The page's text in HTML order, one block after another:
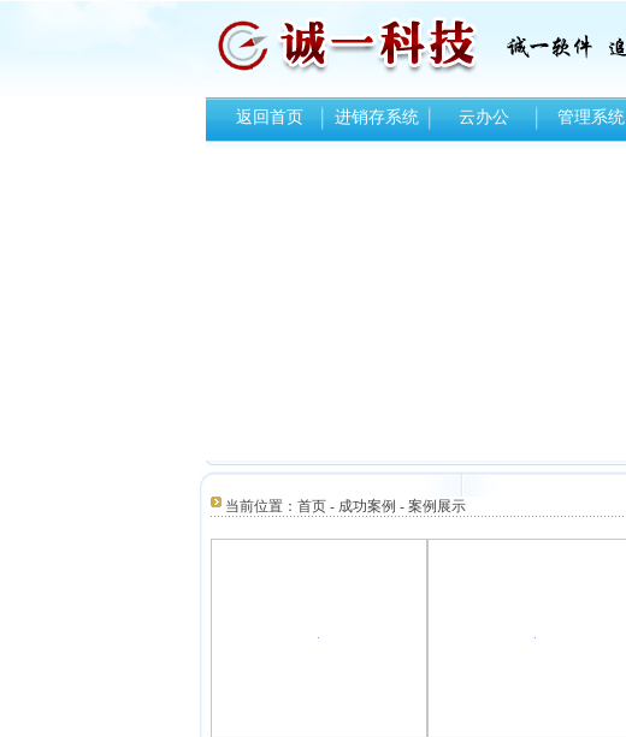
返回首页 进销存系统 云办公 管理系统
当前位置： 首页- 成功案例 - 案例展示